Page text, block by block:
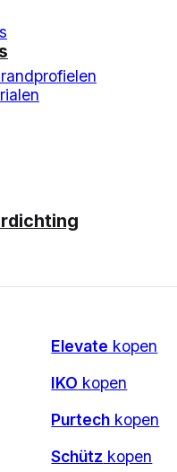
Elevate kopen
IKO kopen
Purtech kopen
Schütz kopen